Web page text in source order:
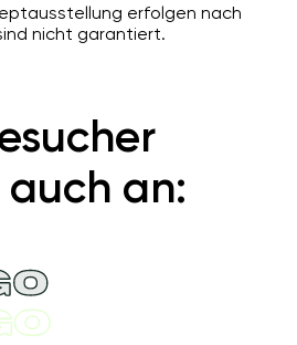
erfolgen nach
nicht garantiert.
an: